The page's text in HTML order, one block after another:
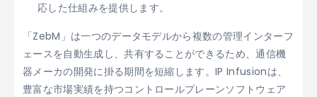
応した仕組みを提供します。
「ZebM」は一つのデータモデルから複数の管理インターフ
ェースを自動生成し、共有することができるため、通信機
器メーカの開発に掛る期間を短縮します。IP Infusionは、
豊富な市場実績を持つコントロールプレーンソフトウェア